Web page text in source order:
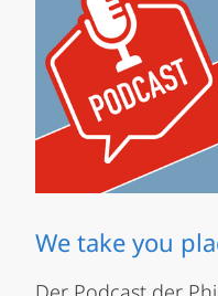
We take you